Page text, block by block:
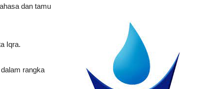
dan tamu
Iqra.
rangka